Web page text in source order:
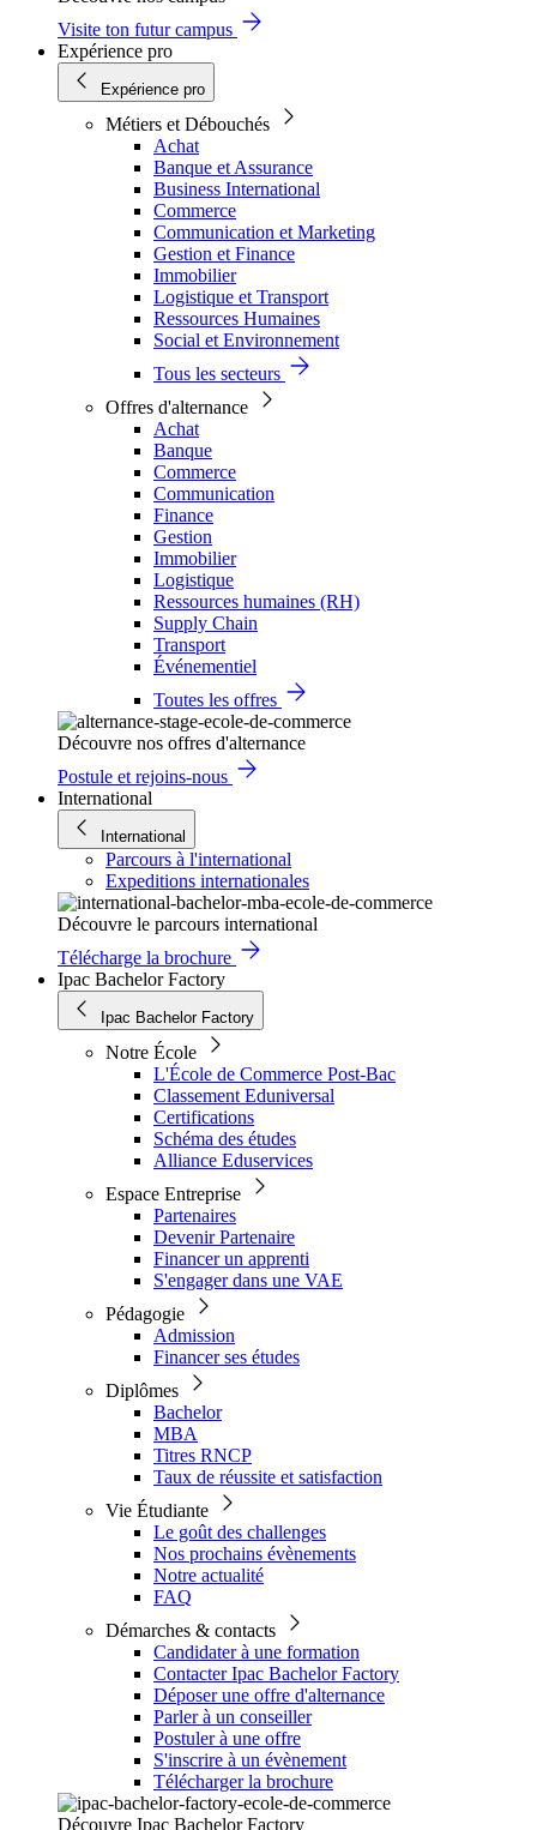
Visite ton futur campus
Expérience pro
Expérience pro
Métiers et Débouchés
Achat
Banque et Assurance
Business International
Commerce
Communication et Marketing
Gestion et Finance
Immobilier
Logistique et Transport
Ressources Humaines
Social et Environnement
Tous les secteurs
Offres d'alternance
Achat
Banque
Commerce
Communication
Finance
Gestion
Immobilier
Logistique
Ressources humaines (RH)
Supply Chain
Transport
Événementiel
Toutes les offres
Découvre nos offres d'alternance
Postule et rejoins-nous
International
International
Parcours à l'international
Expeditions internationales
Découvre le parcours international
Télécharge la brochure
Ipac Bachelor Factory
Ipac Bachelor Factory
Notre École
L'École de Commerce Post-Bac
Classement Eduniversal
Certifications
Schéma des études
Alliance Eduservices
Espace Entreprise
Partenaires
Devenir Partenaire
Financer un apprenti
S'engager dans une VAE
Pédagogie
Admission
Financer ses études
Diplômes
Bachelor
MBA
Titres RNCP
Taux de réussite et satisfaction
Vie Étudiante
Le goût des challenges
Nos prochains évènements
Notre actualité
FAQ
Démarches & contacts
Candidater à une formation
Contacter Ipac Bachelor Factory
Déposer une offre d'alternance
Parler à un conseiller
Postuler à une offre
S'inscrire à un évènement
Télécharger la brochure
Découvre Ipac Bachelor Factory